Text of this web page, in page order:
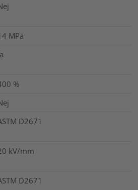
MPa
%
D2671
kV/mm
D2671